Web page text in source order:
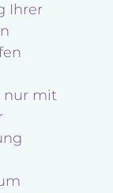
Ihrer
nur mit